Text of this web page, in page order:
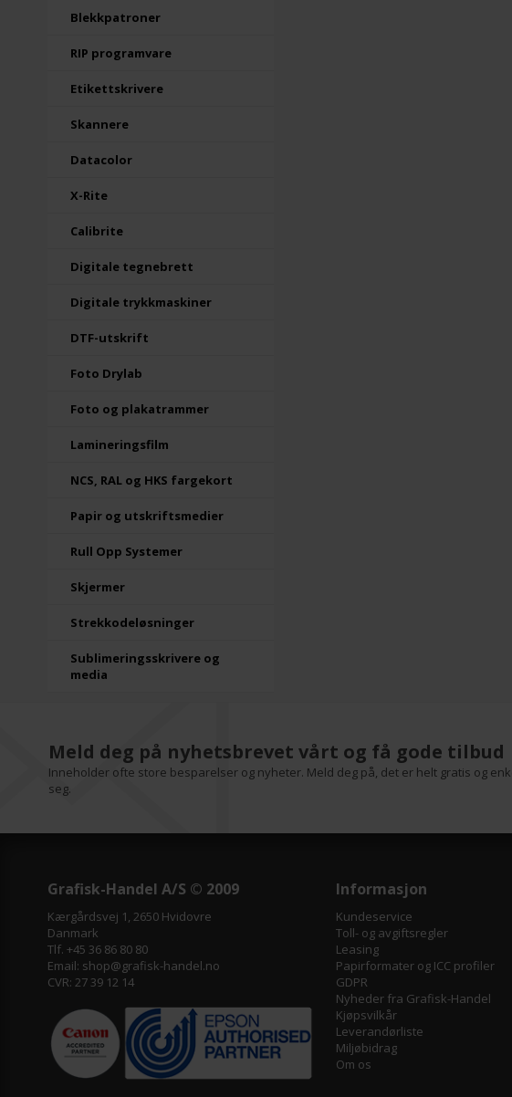
Blekkpatroner
RIP programvare
Etikettskrivere
Skannere
Datacolor
X-Rite
Calibrite
Digitale tegnebrett
Digitale trykkmaskiner
DTF-utskrift
Foto Drylab
Foto og plakatrammer
Lamineringsfilm
NCS, RAL og HKS fargekort
Papir og utskriftsmedier
Rull Opp Systemer
Skjermer
Strekkodeløsninger
Sublimeringsskrivere og
media
Meld deg på nyhetsbrevet vårt og få gode tilbud
Inneholder ofte store besparelser og nyheter. Meld deg på, det er helt gratis og
seg.
Grafisk-Handel A/S © 2009
Kærgårdsvej 1, 2650 Hvidovre
Danmark
Tlf. +45 36 86 80 80
Email: shop@grafisk-handel.no
CVR: 27 39 12 14
Informasjon
Kundeservice
Toll- og avgiftsregler
Leasing
Papirformater og ICC profiler
GDPR
Nyheder fra Grafisk-Handel
Kjøpsvilkår
Leverandørliste
Miljøbidrag
Om os